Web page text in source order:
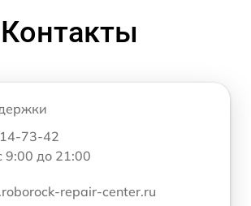
Контакты
73-42
9:00 до 21:00
repair-center.ru